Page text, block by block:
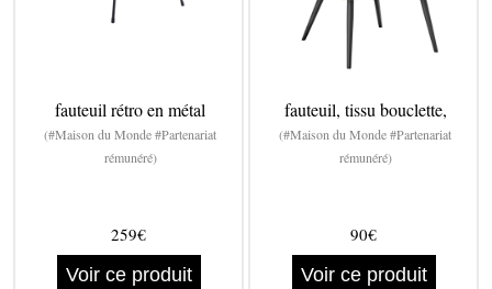
fauteuil rétro en métal
(#Maison du Monde #Partenariat
rémunéré)
259€
Voir ce produit
fauteuil, tissu bouclette,
(#Maison du Monde #Partenariat
rémunéré)
90€
Voir ce produit